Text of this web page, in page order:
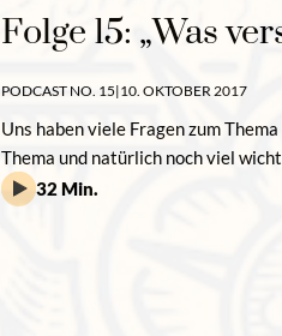
Folge 15: „Was
PODCAST NO. 15|10. OKTOBER 2017
Uns haben viele Fragen zum
Thema und natürlich noch viel
32 Min.